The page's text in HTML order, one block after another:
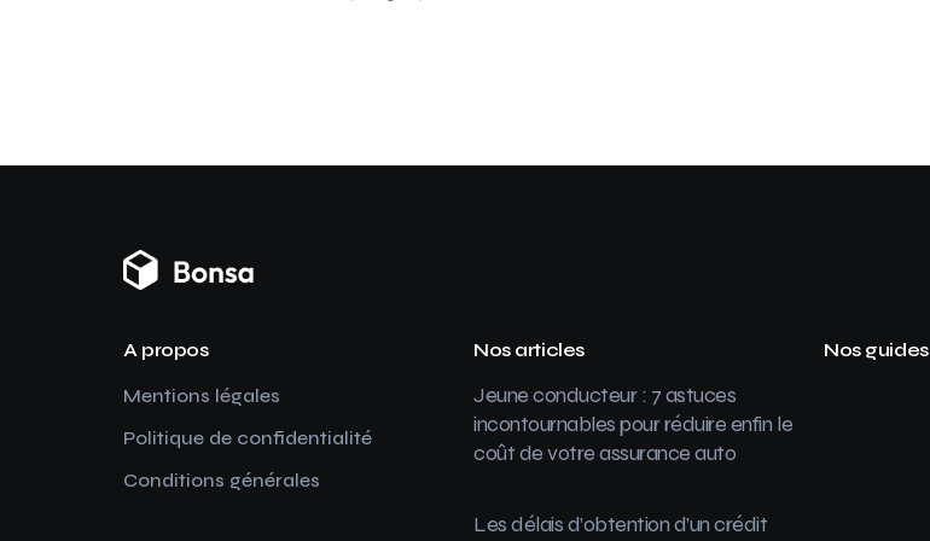
A propos
Mentions légales
Politique de confidentialité
Conditions générales
Nos articles
Jeune conducteur : 7 astuces
incontournables pour réduire enfin le
coût de votre assurance auto
Les délais d’obtention d’un crédit
Nos guides